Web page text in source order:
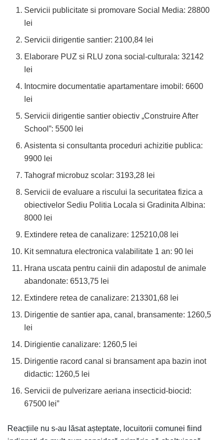
Servicii publicitate si promovare Social Media: 28800
lei
Servicii dirigentie santier: 2100,84 lei
Elaborare PUZ si RLU zona social-culturala: 32142
lei
Intocmire documentatie apartamentare imobil: 6600
lei
Servicii dirigentie santier obiectiv „Construire After
School”: 5500 lei
Asistenta si consultanta proceduri achizitie publica:
9900 lei
Tahograf microbuz scolar: 3193,28 lei
Servicii de evaluare a riscului la securitatea fizica a
obiectivelor Sediu Politia Locala si Gradinita Albina:
8000 lei
Extindere retea de canalizare: 125210,08 lei
Kit semnatura electronica valabilitate 1 an: 90 lei
Hrana uscata pentru cainii din adapostul de animale
abandonate: 6513,75 lei
Extindere retea de canalizare: 213301,68 lei
Dirigentie de santier apa, canal, bransamente: 1260,5
lei
Dirigientie canalizare: 1260,5 lei
Dirigentie racord canal si bransament apa bazin inot
didactic: 1260,5 lei
Servicii de pulverizare aeriana insecticid-biocid:
67500 lei”
Reacțiile nu s-au lăsat așteptate, locuitorii comunei fiind